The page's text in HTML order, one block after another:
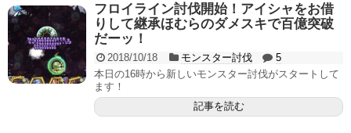
フロイライン討伐開始！アイシャをお借
りして継承ほむらのダメスキで百億突破
だーッ！
2018/10/18 モンスター討伐
5
本日の16時から新しいモンスター討伐がスタートして
ます！
記事を読む